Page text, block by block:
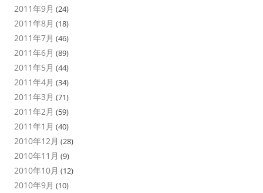
2011年9月 (24)
2011年8月 (18)
2011年7月 (46)
2011年6月 (89)
2011年5月 (44)
2011年4月 (34)
2011年3月 (71)
2011年2月 (59)
2011年1月 (40)
2010年12月 (28)
2010年11月 (9)
2010年10月 (12)
2010年9月 (10)